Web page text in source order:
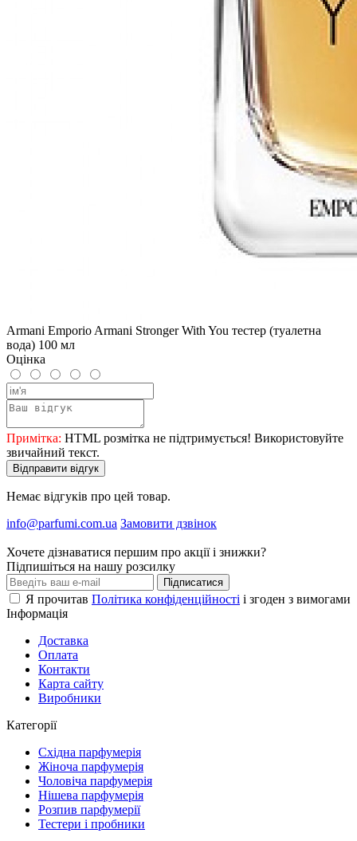
Armani Emporio Armani Stronger With You тестер (туалетна
вода) 100 мл
Оцінка
Примітка: HTML розмітка не підтримується! Використовуйте
звичайний текст.
Відправити відгук
Немає відгуків про цей товар.
info@parfumi.com.ua Замовити дзвінок
Хочете дізнаватися першим про акції і знижки?
Підпишіться на нашу розсилку
Підписатися
Я прочитав Політика конфіденційності і згоден з вимогами
Інформація
Доставка
Оплата
Контакти
Карта сайту
Виробники
Категорії
Східна парфумерія
Жіноча парфумерія
Чоловіча парфумерія
Нішева парфумерія
Розпив парфумерії
Тестери і пробники